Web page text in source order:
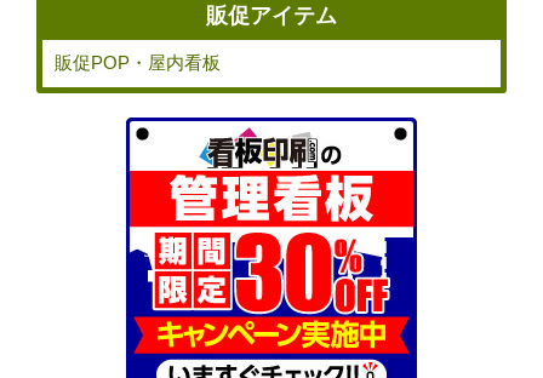
販促アイテム
販促POP・屋内看板